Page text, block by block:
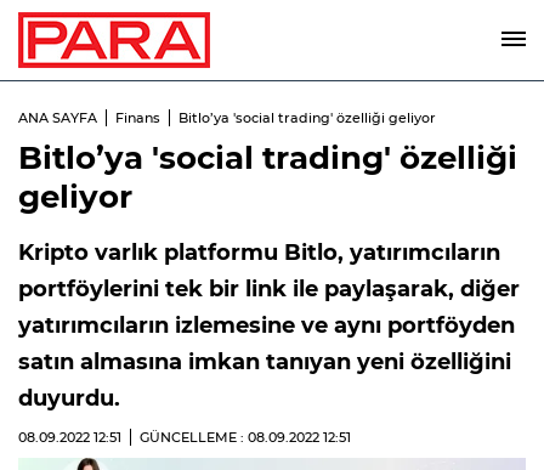
ANA SAYFA Finans Bitlo’ya 'social trading' özelliği geliyor
Bitlo’ya 'social trading' özelliği
geliyor
Kripto varlık platformu Bitlo, yatırımcıların
portföylerini tek bir link ile paylaşarak, diğer
yatırımcıların izlemesine ve aynı portföyden
satın almasına imkan tanıyan yeni özelliğini
duyurdu.
08.09.2022 12:51 GÜNCELLEME : 08.09.2022 12:51